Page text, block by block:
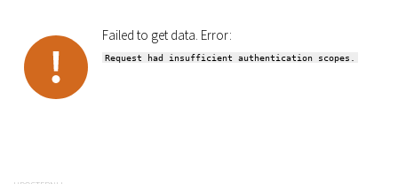
Failed to get data. Error:
Request had insufficient authentication scopes.